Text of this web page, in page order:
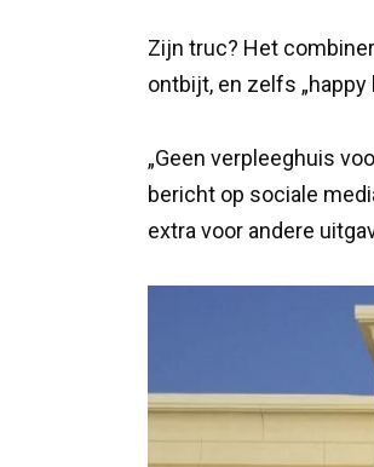
Zijn truc? Het
ontbijt, en zelfs
„Geen verpleeghuis
bericht op sociale
extra voor andere